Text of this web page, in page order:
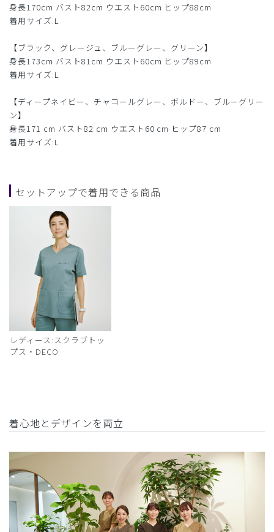
身長170cm バスト82cm ウエスト60cm ヒップ88cm
着用サイズ:L
【ブラック、グレージュ、ブルーグレー、グリーン】
身長173cm バスト81cm ウエスト60cm ヒップ89cm
着用サイズ:L
【ディープネイビー、チャコールグレー、ボルドー、ブルーグリー
ン】
身長171 cm バスト82 cm ウエスト60 cm ヒップ87 cm
着用サイズ:L
セットアップで着用できる商品
レディース:スクラブトッ
プス・DECO
着心地とデザインを両立